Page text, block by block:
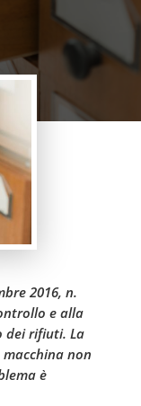
2016, n.
e alla
dei rifiuti. La
non
è